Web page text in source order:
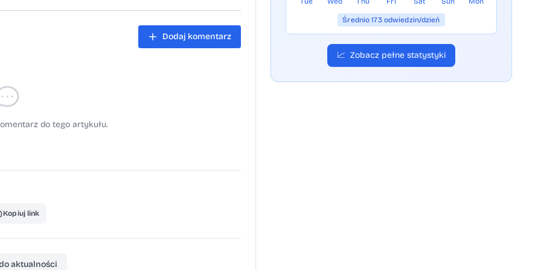
1,5 promila. Za łamanie sądowego
lat pozbawienia wolności. Strona główna
Dodaj komentarz
do tego artykułu.
Kopiuj link
aktualności
Średnio 173 odwiedzin/dzień
📈 Zobacz pełne statystyki